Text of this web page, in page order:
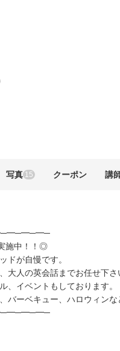
写真 15 クーポン 講
施中！！◎
ドが自慢です。
大人の英会話までお任せ下
、イベントもしております。
バーベキュー、ハロウィンな